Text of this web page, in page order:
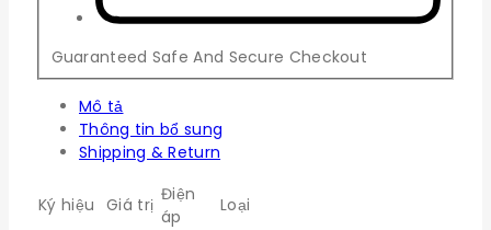
Guaranteed Safe And Secure Checkout
Mô tả
Thông tin bổ sung
Shipping & Return
Ký hiệu Giá trị Điện
áp
Loại